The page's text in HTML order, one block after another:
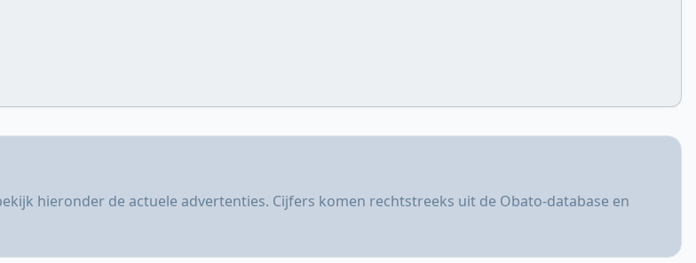
hieronder de actuele advertenties. Cijfers komen rechtstreeks uit de Obato-database en